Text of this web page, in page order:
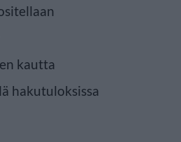
kautta
hakutuloksissa